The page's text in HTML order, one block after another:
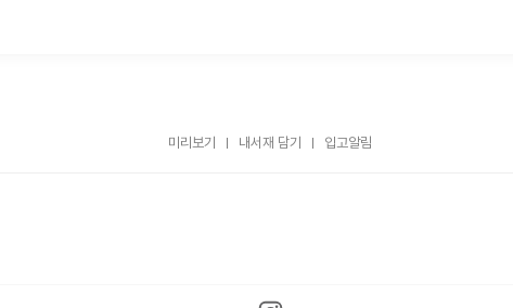
미리보기 내서재 담기 입고알림